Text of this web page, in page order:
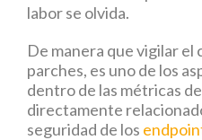
labor se olvida.
De manera que vigilar el
parches, es uno de los
dentro de las métricas
directamente
seguridad de los